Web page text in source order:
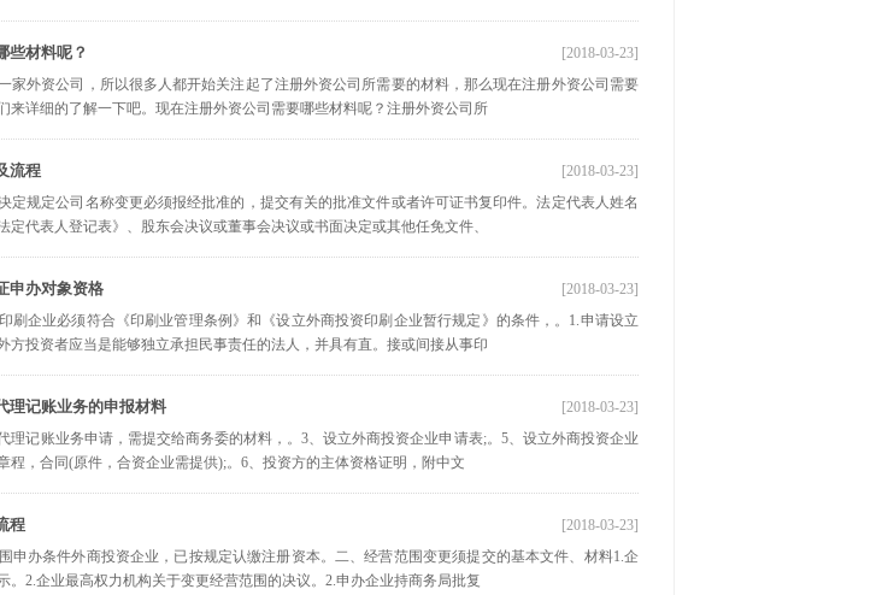
些材料呢？
[2018-03-23]
家外资公司，所以很多人都开始关注起了注册外资公司所需要的材料，那么现在注册外资公司需要
来详细的了解一下吧。现在注册外资公司需要哪些材料呢？注册外资公司所
流程
[2018-03-23]
定规定公司名称变更必须报经批准的，提交有关的批准文件或者许可证书复印件。法定代表人姓名
定代表人登记表》、股东会决议或董事会决议或书面决定或其他任免文件、
申办对象资格
[2018-03-23]
刷企业必须符合《印刷业管理条例》和《设立外商投资印刷企业暂行规定》的条件，。1.申请设立
方投资者应当是能够独立承担民事责任的法人，并具有直。接或间接从事印
理记账业务的申报材料
[2018-03-23]
理记账业务申请，需提交给商务委的材料，。3、设立外商投资企业申请表;。5、设立外商投资企业
程，合同(原件，合资企业需提供);。6、投资方的主体资格证明，附中文
程
[2018-03-23]
申办条件外商投资企业，已按规定认缴注册资本。二、经营范围变更须提交的基本文件、材料1.企
。2.企业最高权力机构关于变更经营范围的决议。2.申办企业持商务局批复